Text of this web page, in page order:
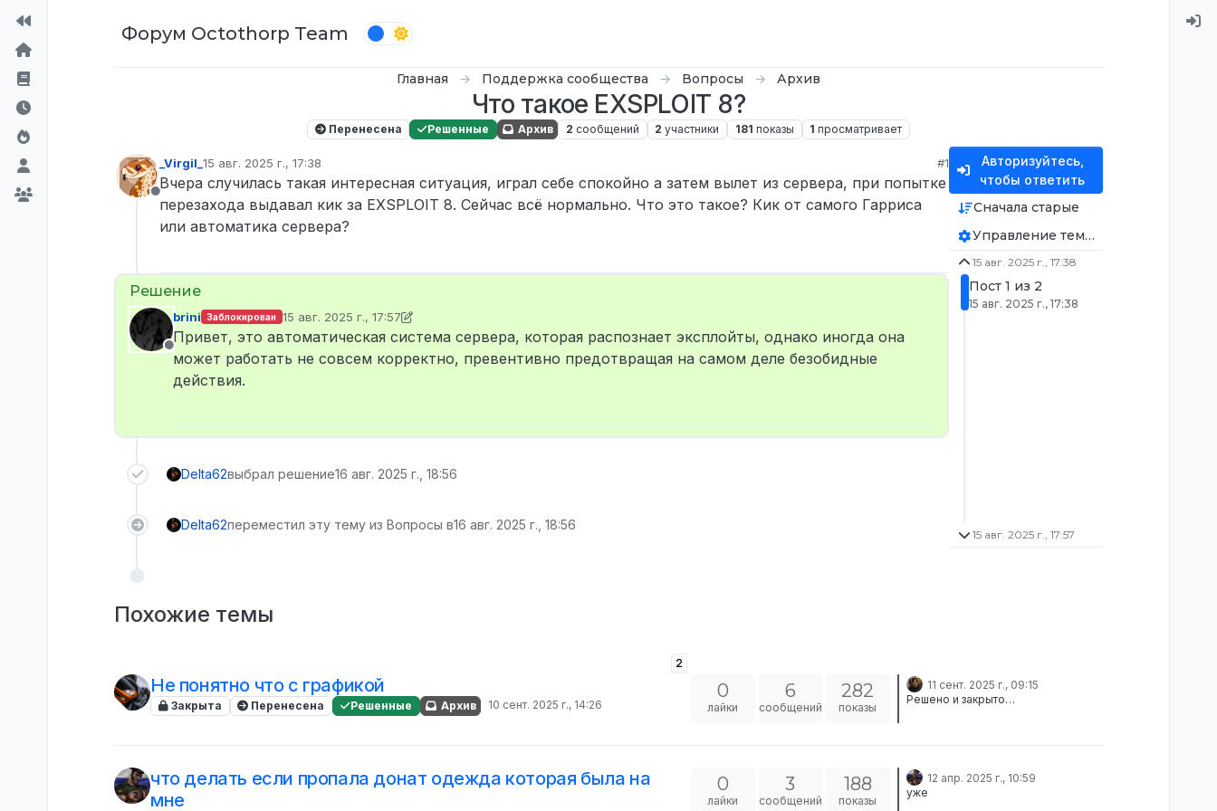
Форум Octothorp Team
Главная Поддержка сообщества Вопросы Архив
Что такое EXSPLOIT 8?
Перенесена Решенные Архив 2 сообщений 2 участники 181 показы 1 просматривает
Не в сети
_Virgil_15 авг. 2025 г., 17:38
отредактировано
#1
Вчера случилась такая интересная ситуация, играл себе спокойно а затем вылет из сервера, при попытке
перезахода выдавал кик за EXSPLOIT 8. Сейчас всё нормально. Что это такое? Кик от самого Гарриса
или автоматика сервера?
Не в сети
brini Заблокирован 15 авг. 2025 г., 17:57
отредактировано brini
Привет, это автоматическая система сервера, которая распознает эксплойты, однако иногда она
может работать не совсем корректно, превентивно предотвращая на самом деле безобидные
действия.
Delta62выбрал решение16 авг. 2025 г., 18:56
Delta62переместил эту тему из Вопросы в16 авг. 2025 г., 18:56
Авторизуйтесь,
чтобы ответить
Сначала старые
Управление темой
15 авг. 2025 г., 17:38
Пост 1 из 2
15 авг. 2025 г., 17:38
15 авг. 2025 г., 17:57
Похожие темы
Не понятно что с графикой
Закрыта Перенесена Решенные Архив 10 сент. 2025 г., 14:26
2
0
лайки
6
сообщений
282
показы
11 сент. 2025 г., 09:15
Решено и закрыто…
что делать если пропала донат одежда которая была на
мне
0
лайки
3
сообщений
188
показы
12 апр. 2025 г., 10:59
уже